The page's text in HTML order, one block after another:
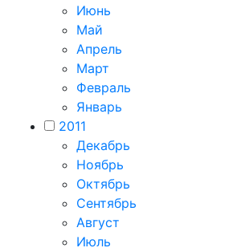
Июнь
Май
Апрель
Март
Февраль
Январь
2011
Декабрь
Ноябрь
Октябрь
Сентябрь
Август
Июль